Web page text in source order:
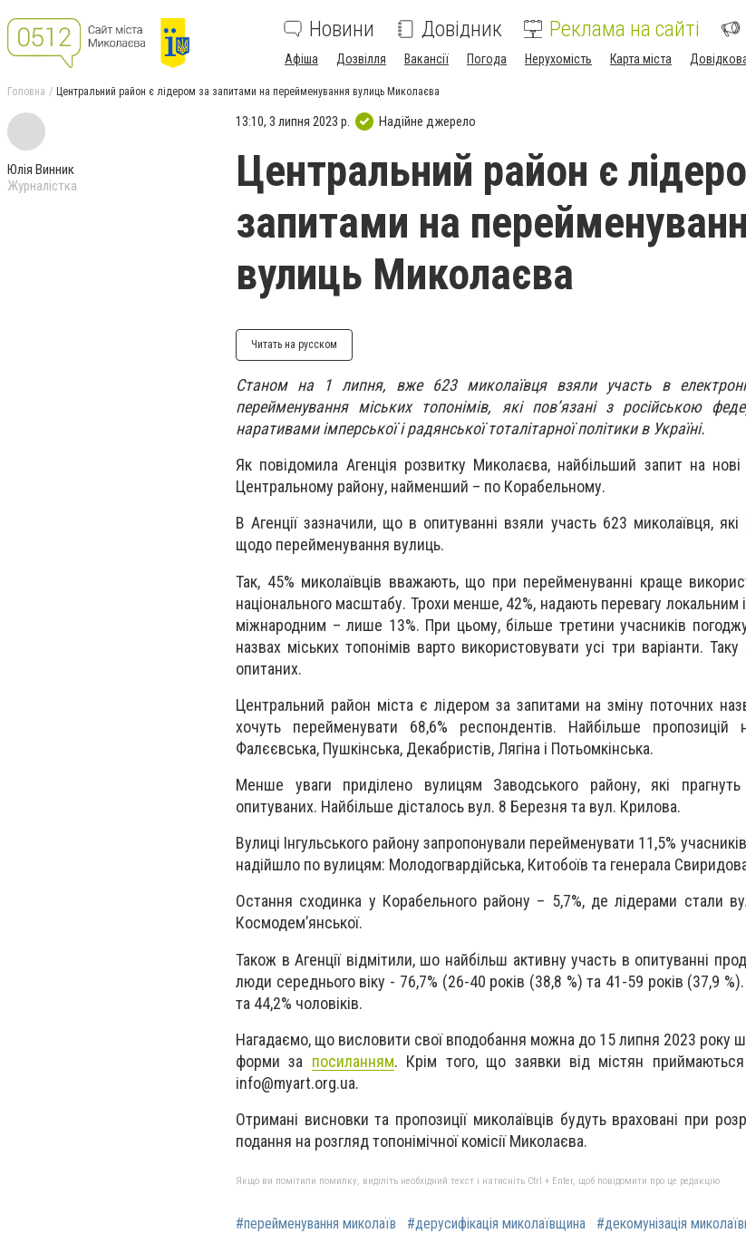
Новини Довідник Реклама на сайті
Афіша Дозвілля Вакансії Погода Нерухомість Карта міста
Головна Центральний район є лідером за запитами на перейменування вулиць Миколаєва
Юлія Винник
Журналістка
13:10, 3 липня 2023 р. Надійне джерело
Центральний район є
запитами на
вулиць Миколаєва
Читать на русском
Станом на 1 липня, вже 623 миколаївця взяли участь в
перейменування міських топонімів, які пов’язані з російською
наративами імперської і радянської тоталітарної політики в Україні.
Як повідомила Агенція розвитку Миколаєва, найбільший запит на
Центральному району, найменший – по Корабельному.
В Агенції зазначили, що в опитуванні взяли участь 623 миколаївця,
щодо перейменування вулиць.
Так, 45% миколаївців вважають, що при перейменуванні краще
національного масштабу. Трохи менше, 42%, надають перевагу локальним
міжнародним – лише 13%. При цьому, більше третини учасників
назвах міських топонімів варто використовувати усі три варіанти.
опитаних.
Центральний район міста є лідером за запитами на зміну поточних
хочуть перейменувати 68,6% респондентів. Найбільше
Фалєєвська, Пушкінська, Декабристів, Лягіна і Потьомкінська.
Менше уваги приділено вулицям Заводського району, які
опитуваних. Найбільше дісталось вул. 8 Березня та вул. Крилова.
Вулиці Інгульського району запропонували перейменувати 11,5%
надійшло по вулицям: Молодогвардійська, Китобоїв та генерала
Остання сходинка у Корабельного району – 5,7%, де лідерами стали
Космодем’янської.
Також в Агенції відмітили, шо найбільш активну участь в опитуванні
люди середнього віку - 76,7% (26-40 років (38,8 %) та 41-59 років (37,9
та 44,2% чоловіків.
Нагадаємо, що висловити свої вподобання можна до 15 липня 2023 року
форми за посиланням. Крім того, що заявки від містян
info@myart.org.ua.
Отримані висновки та пропозиції миколаївців будуть враховані при
подання на розгляд топонімічної комісії Миколаєва.
Якщо ви помітили помилку, виділіть необхідний текст і натисніть Ctrl + Enter, щоб повідомити про це редакцію
#перейменування миколаїв #дерусифікація миколаївщина #декомунізація